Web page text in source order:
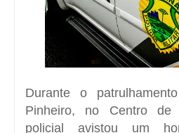
Durante o
Pinheiro, no Centro de
policial avistou um